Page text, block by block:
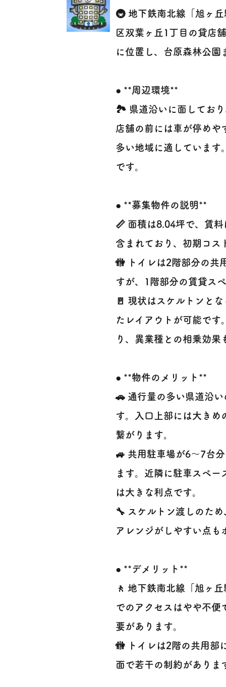
🚇 地下鉄南北線「旭ヶ
区双葉ヶ丘1丁目の貸店
に位置し、台原森林公
● **周辺環境**
🏞️ 県道沿いに面しており
店舗の前には車が停めや
多い地域に適しています
です。
● **募集物件の説明**
📏 面積は8.04坪で、賃
含まれており、初期コス
🚻 トイレは2階部分の共
すが、1階部分の賃貸ス
🚪 現状はスケルトンと
たレイアウトが可能で
り、異業種との相乗効果
● **物件のメリット**
🚗 通行量の多い県道沿
す。入口上部には大きめ
繋がります。
🚙 共用駐車場が6～7台
ます。近隣に駐車スペ
は大きな利点です。
🔧 スケルトン渡しのた
アレンジがしやすい点も
● **デメリット**
🚶 地下鉄南北線「旭ヶ
でのアクセスはやや不便
要があります。
🚻 トイレは2階の共用部
面で若干の制約がありま